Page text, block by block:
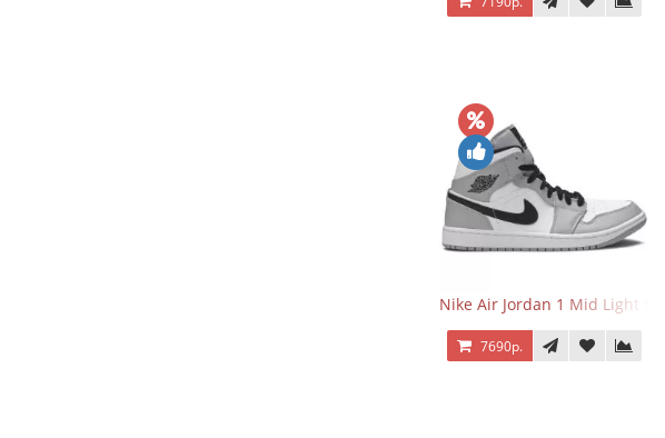
Nike Air Jordan 1 Mid Light
7690р.